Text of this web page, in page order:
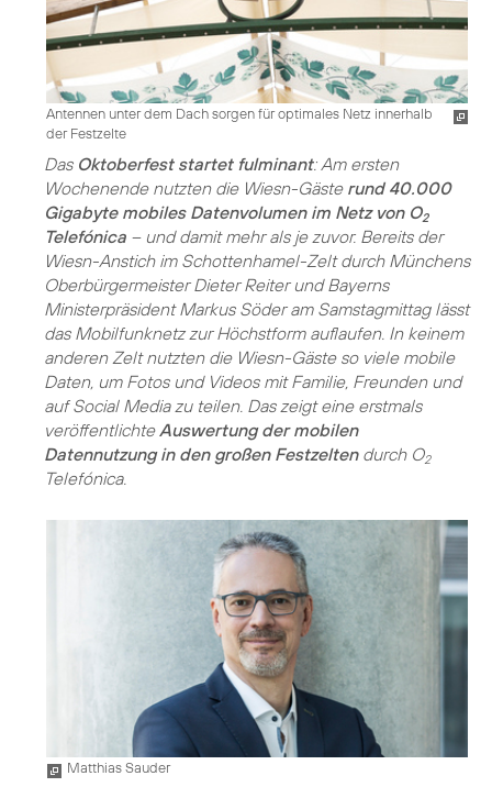
Antennen unter dem Dach sorgen für optimales Netz innerhalb
der Festzelte
Das Oktoberfest startet fulminant: Am ersten
Wochenende nutzten die Wiesn-Gäste rund 40.000
Gigabyte mobiles Datenvolumen im Netz von O2
Telefónica – und damit mehr als je zuvor. Bereits der
Wiesn-Anstich im Schottenhamel-Zelt durch Münchens
Oberbürgermeister Dieter Reiter und Bayerns
Ministerpräsident Markus Söder am Samstagmittag lässt
das Mobilfunknetz zur Höchstform auflaufen. In keinem
anderen Zelt nutzten die Wiesn-Gäste so viele mobile
Daten, um Fotos und Videos mit Familie, Freunden und
auf Social Media zu teilen. Das zeigt eine erstmals
veröffentlichteAuswertung der mobilen
Datennutzung in den großen Festzeltendurch O2
Telefónica.
Matthias Sauder